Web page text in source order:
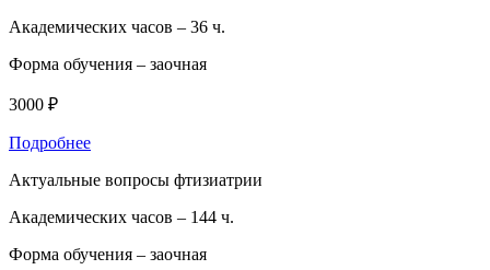
Академических часов – 36 ч.
Форма обучения – заочная
3000 ₽
Подробнее
Актуальные вопросы фтизиатрии
Академических часов – 144 ч.
Форма обучения – заочная